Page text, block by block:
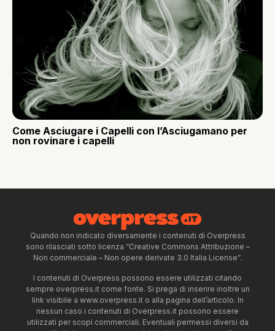
Come Asciugare i Capelli con l’Asciugamano per
non rovinare i capelli
Quando non indicato diversamente i contenuti di Overpress
sono rilasciati sotto licenza “Creative Commons Attribuzione –
Non commerciale – Non opere derivate 3.0 Italia License”.
I contenuti di Overpress possono essere utilizzati citando
sempre overpress.it come fonte. Si prega di inserire inoltre un
link visibile a www.overpress.it o alla pagina dell’articolo. In
nessun caso i contenuti di Overpress.it possono essere
utilizzati per scopi commerciali. Eventuali permessi diversi da